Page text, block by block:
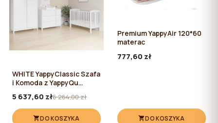
WHITE YappyClassic Szafa
i Komoda z YappyQu
5 637,60 zł6 264,00 zł
DO KOSZYKA
Premium YappyAir 120*60
materac
777,60 zł
DO KOSZYKA